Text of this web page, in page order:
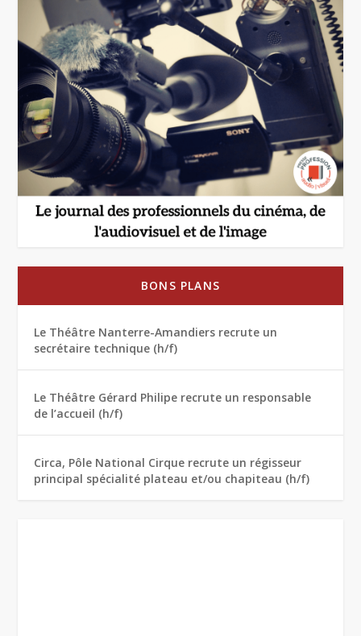
BONS PLANS
Le Théâtre Nanterre-Amandiers recrute un
secrétaire technique (h/f)
Le Théâtre Gérard Philipe recrute un responsable
de l’accueil (h/f)
Circa, Pôle National Cirque recrute un régisseur
principal spécialité plateau et/ou chapiteau (h/f)